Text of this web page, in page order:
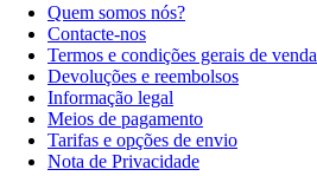
Quem somos nós?
Contacte-nos
Termos e condições gerais de venda
Devoluções e reembolsos
Informação legal
Meios de pagamento
Tarifas e opções de envio
Nota de Privacidade